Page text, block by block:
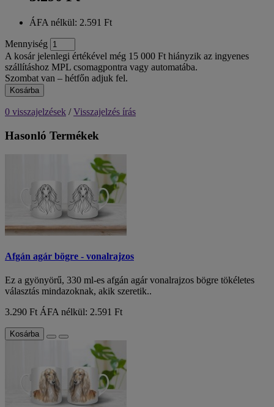
ÁFA nélkül: 2.591 Ft
Mennyiség
A kosár jelenlegi értékével még 15 000 Ft hiányzik az ingyenes
szállításhoz MPL csomagpontra vagy automatába.
Szombat van – hétfőn adjuk fel.
Kosárba
0 visszajelzések /Visszajelzés írás
Hasonló Termékek
Afgán agár bögre - vonalrajzos
Ez a gyönyörű, 330 ml-es afgán agár vonalrajzos bögre tökéletes
választás mindazoknak, akik szeretik..
3.290 Ft ÁFA nélkül: 2.591 Ft
Kosárba